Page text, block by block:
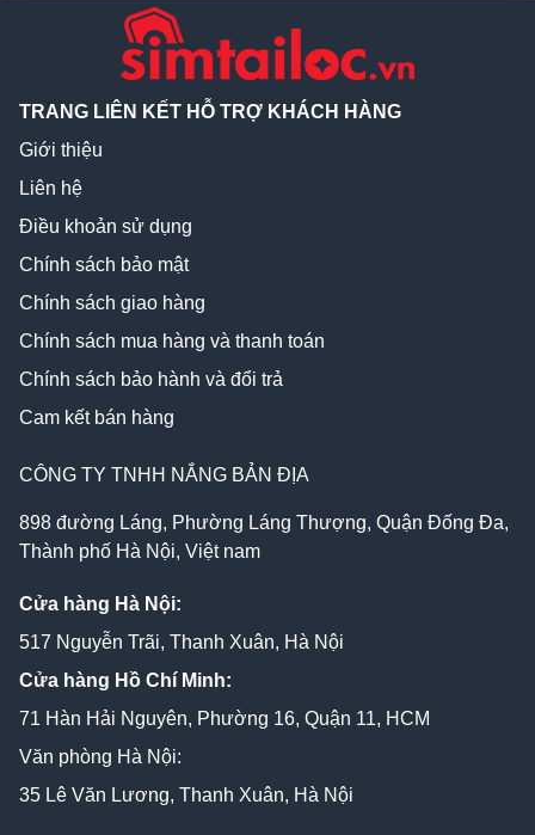
CÔNG TY TNHH NẮNG BẢN ĐỊA
898 đường Láng, Phường Láng Thượng, Quận Đống Đa,
Thành phố Hà Nội, Việt nam
Cửa hàng Hà Nội:
517 Nguyễn Trãi, Thanh Xuân, Hà Nội
Cửa hàng Hồ Chí Minh:
71 Hàn Hải Nguyên, Phường 16, Quận 11, HCM
Văn phòng Hà Nội:
35 Lê Văn Lương, Thanh Xuân, Hà Nội
TRANG LIÊN KẾT HỖ TRỢ KHÁCH HÀNG
Giới thiệu
Liên hệ
Điều khoản sử dụng
Chính sách bảo mật
Chính sách giao hàng
Chính sách mua hàng và thanh toán
Chính sách bảo hành và đổi trả
Cam kết bán hàng